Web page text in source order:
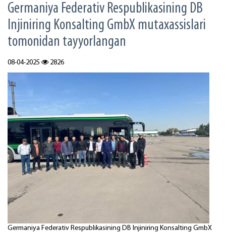
Germaniya Federativ Respublikasining DB
Injiniring Konsalting GmbX mutaxassislari
tomonidan tayyorlangan
08-04-2025 2826
Germaniya Federativ Respublikasining DB Injiniring Konsalting GmbX